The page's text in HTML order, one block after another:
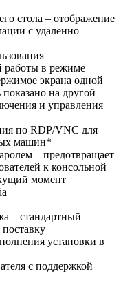
стола – отображение
с удаленно
работы в режиме
экрана одной
на другой
и управления
по RDP/VNC для
машин*
– предотвращает
к консольной
момент
– стандартный
установки в
с поддержкой